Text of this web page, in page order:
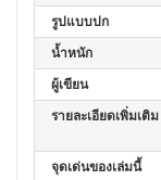
รูปแบบปก
น้ำหนัก
ผู้เขียน
รายละเอียดเพิ่มเติม
จุดเด่นของเล่มนี้